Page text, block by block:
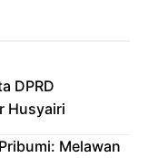
DPRD
Husyairi
Melawan